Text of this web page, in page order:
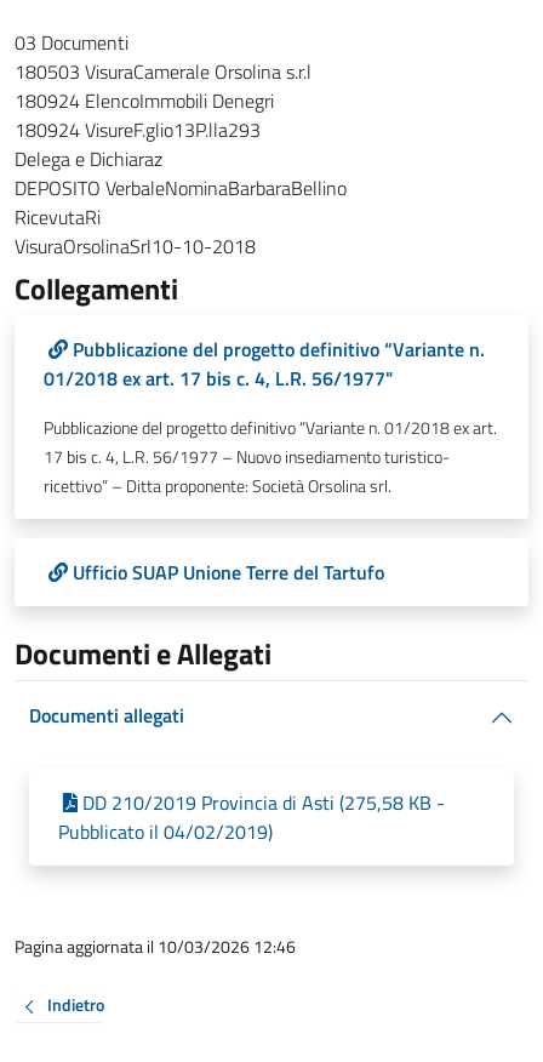
03 Documenti
180503 VisuraCamerale Orsolina s.r.l
180924 ElencoImmobili Denegri
180924 VisureF.glio13P.lla293
Delega e Dichiaraz
DEPOSITO VerbaleNominaBarbaraBellino
RicevutaRi
VisuraOrsolinaSrl10-10-2018
Collegamenti
Pubblicazione del progetto definitivo “Variante n.
01/2018 ex art. 17 bis c. 4, L.R. 56/1977"
Pubblicazione del progetto definitivo “Variante n. 01/2018 ex art.
17 bis c. 4, L.R. 56/1977 – Nuovo insediamento turistico-
ricettivo” – Ditta proponente: Società Orsolina srl.
Ufficio SUAP Unione Terre del Tartufo
Documenti e Allegati
Documenti allegati
DD 210/2019 Provincia di Asti (275,58 KB -
Pubblicato il 04/02/2019)
Pagina aggiornata il 10/03/2026 12:46
Indietro